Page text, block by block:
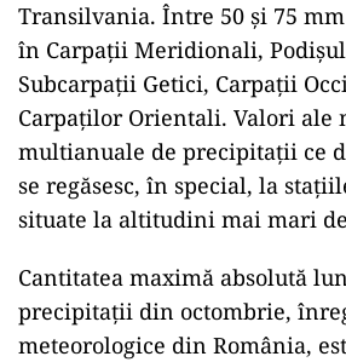
Transilvania. Între 50 şi 75
în Carpaţii Meridionali,
Subcarpaţii Getici, Carpaţii
Carpaţilor Orientali. Valori ale
multianuale de precipitaţii ce
se regăsesc, în special, la
situate la altitudini mai mari
Cantitatea maximă absolută
precipitaţii din octombrie,
meteorologice din România,